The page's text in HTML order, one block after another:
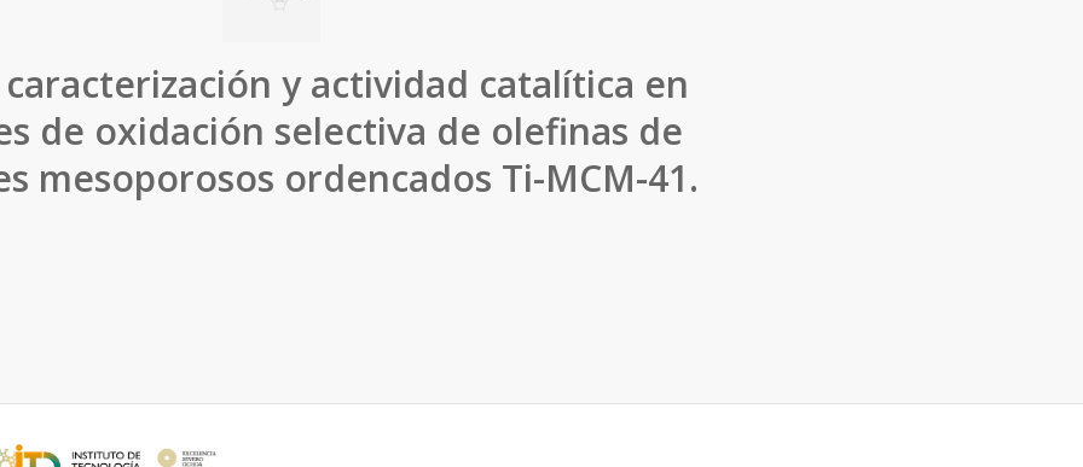
caracterización y actividad catalítica en
de oxidación selectiva de olefinas de
mesoporosos ordencados Ti-MCM-41.